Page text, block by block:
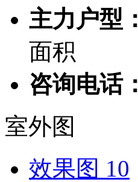
主力户型：
面积
咨询电话：
室外图
效果图 10